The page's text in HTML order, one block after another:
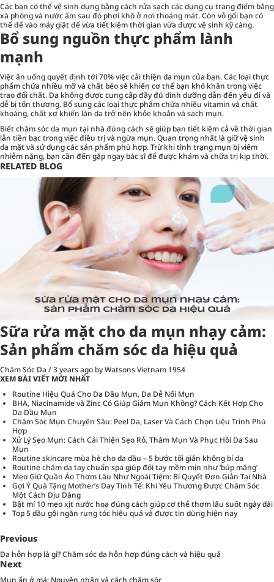
Các bạn có thể vệ sinh dụng bằng cách rửa sạch các dụng cụ trang điểm bằng
xà phòng và nước ấm sau đó phơi khô ở nơi thoáng mát. Còn vỏ gối bạn có
thể để vào máy giặt để vừa tiết kiệm thời gian vừa được vệ sinh kỹ càng.
Bổ sung nguồn thực phẩm lành
mạnh
Việc ăn uống quyết định tới 70% việc cải thiện da mụn của bạn. Các loại thực
phẩm chứa nhiều mỡ và chất béo sẽ khiến cơ thể bạn khó khăn trong việc
trao đổi chất. Da không được cung cấp đầy đủ dinh dưỡng dẫn đến yếu đi và
dễ bị tổn thương. Bổ sung các loại thực phẩm chứa nhiều vitamin và chất
khoáng, chất xơ khiến làn da trở nên khỏe khoắn và sạch mụn.
Biếtchăm sóc da mụn tại nhà đúng cách sẽ giúp bạn tiết kiệm cả về thời gian
lẫn tiền bạc trong việc điều trị và ngừa mụn. Quan trọng nhất là giữ vệ sinh
da mặt và sử dụng các sản phẩm phù hợp. Trừ khi tình trạng mụn bị viêm
nhiễm nặng, bạn cần đến gặp ngay bác sĩ để được khám và chữa trị kịp thời.
RELATED BLOG
Sữa rửa mặt cho da mụn nhạy cảm:
Sản phẩm chăm sóc da hiệu quả
Chăm Sóc Da /3 years ago by Watsons Vietnam 1954
XEM BÀI VIẾT MỚI NHẤT
Routine Hiệu Quả Cho Da Dầu Mụn, Da Dễ Nổi Mụn
BHA, Niacinamide và Zinc Có Giúp Giảm Mụn Không? Cách Kết Hợp Cho
Da Dầu Mụn
Chăm Sóc Mụn Chuyên Sâu: Peel Da, Laser Và Cách Chọn Liệu Trình Phù
Hợp
Xử Lý Sẹo Mụn: Cách Cải Thiện Sẹo Rỗ, Thâm Mụn Và Phục Hồi Da Sau
Mụn
Routine skincare mùa hè cho da dầu – 5 bước tối giản không bí da
Routine chăm da tay chuẩn spa giúp đôi tay mềm mịn như ‘búp măng’
Mẹo Giữ Quần Áo Thơm Lâu Như Ngoài Tiệm: Bí Quyết Đơn Giản Tại Nhà
Gợi Ý Quà Tặng Mother’s Day Tinh Tế: Khi Yêu Thương Được Chăm Sóc
Một Cách Dịu Dàng
Bật mí 10 mẹo xịt nước hoa đúng cách giúp cơ thể thơm lâu suốt ngày dài
Top 5 dầu gội ngăn rụng tóc hiệu quả và được tin dùng hiện nay
Previous
Da hỗn hợp là gì? Chăm sóc da hỗn hợp đúng cách và hiệu quả
Next